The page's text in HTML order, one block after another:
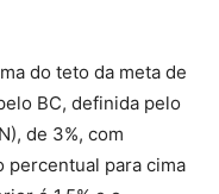
do teto da meta de
BC, definida pelo
de 3%, com
percentual para cima